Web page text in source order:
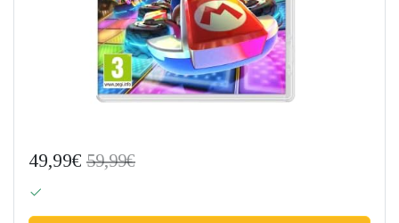
49,99€ 59,99€